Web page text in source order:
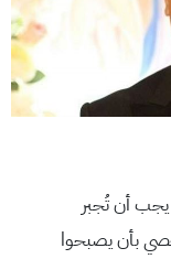
أن تُجبر
بأن يصبحوا